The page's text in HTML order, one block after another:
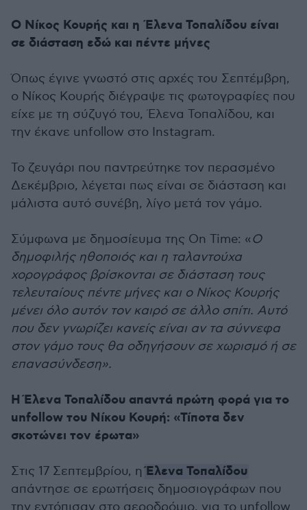
Ο Νίκος Κουρής και η Έλενα Τοπαλίδου είναι
σε διάσταση εδώ και πέντε μήνες
Όπως έγινε γνωστό στις αρχές του Σεπτέμβρη,
ο Νίκος Κουρής διέγραψε τις φωτογραφίες που
είχε με τη σύζυγό του, Έλενα Τοπαλίδου, και
την έκανε unfollow στο Instagram.
Το ζευγάρι που παντρεύτηκε τον περασμένο
Δεκέμβριο, λέγεται πως είναι σε διάσταση και
μάλιστα αυτό συνέβη, λίγο μετά τον γάμο.
Σύμφωνα με δημοσίευμα της On Time: «Ο
δημοφιλής ηθοποιός και η ταλαντούχα
χορογράφος βρίσκονται σε διάσταση τους
τελευταίους πέντε μήνες και ο Νίκος Κουρής
μένει όλο αυτόν τον καιρό σε άλλο σπίτι. Αυτό
που δεν γνωρίζει κανείς είναι αν τα σύννεφα
στον γάμο τους θα οδηγήσουν σε χωρισμό ή σε
επανασύνδεση».
H Έλενα Τοπαλίδου απαντά πρώτη φορά για το
unfollow του Νίκου Κουρή: «Τίποτα δεν
σκοτώνει τον έρωτα»
Στις 17 Σεπτεμβρίου, ηΈλενα Τοπαλίδου
απάντησε σε ερωτήσεις δημοσιογράφων που
την εντόπισαν στο αεροδρόμιο, για το unfollow